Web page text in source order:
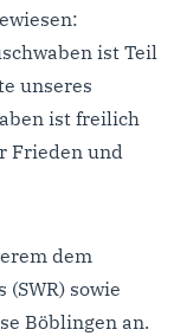
ist Teil
unseres
ist freilich
Frieden und
dem
sowie
Böblingen an.